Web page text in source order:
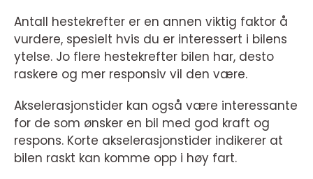
Antall hestekrefter er en annen viktig faktor å
vurdere, spesielt hvis du er interessert i bilens
ytelse. Jo flere hestekrefter bilen har, desto
raskere og mer responsiv vil den være.
Akselerasjonstider kan også være interessante
for de som ønsker en bil med god kraft og
respons. Korte akselerasjonstider indikerer at
bilen raskt kan komme opp i høy fart.